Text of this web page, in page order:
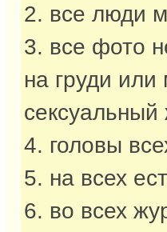
2. все люди
3. все фото
на груди
сексуальный
4. головы
5. на всех
6. во всех